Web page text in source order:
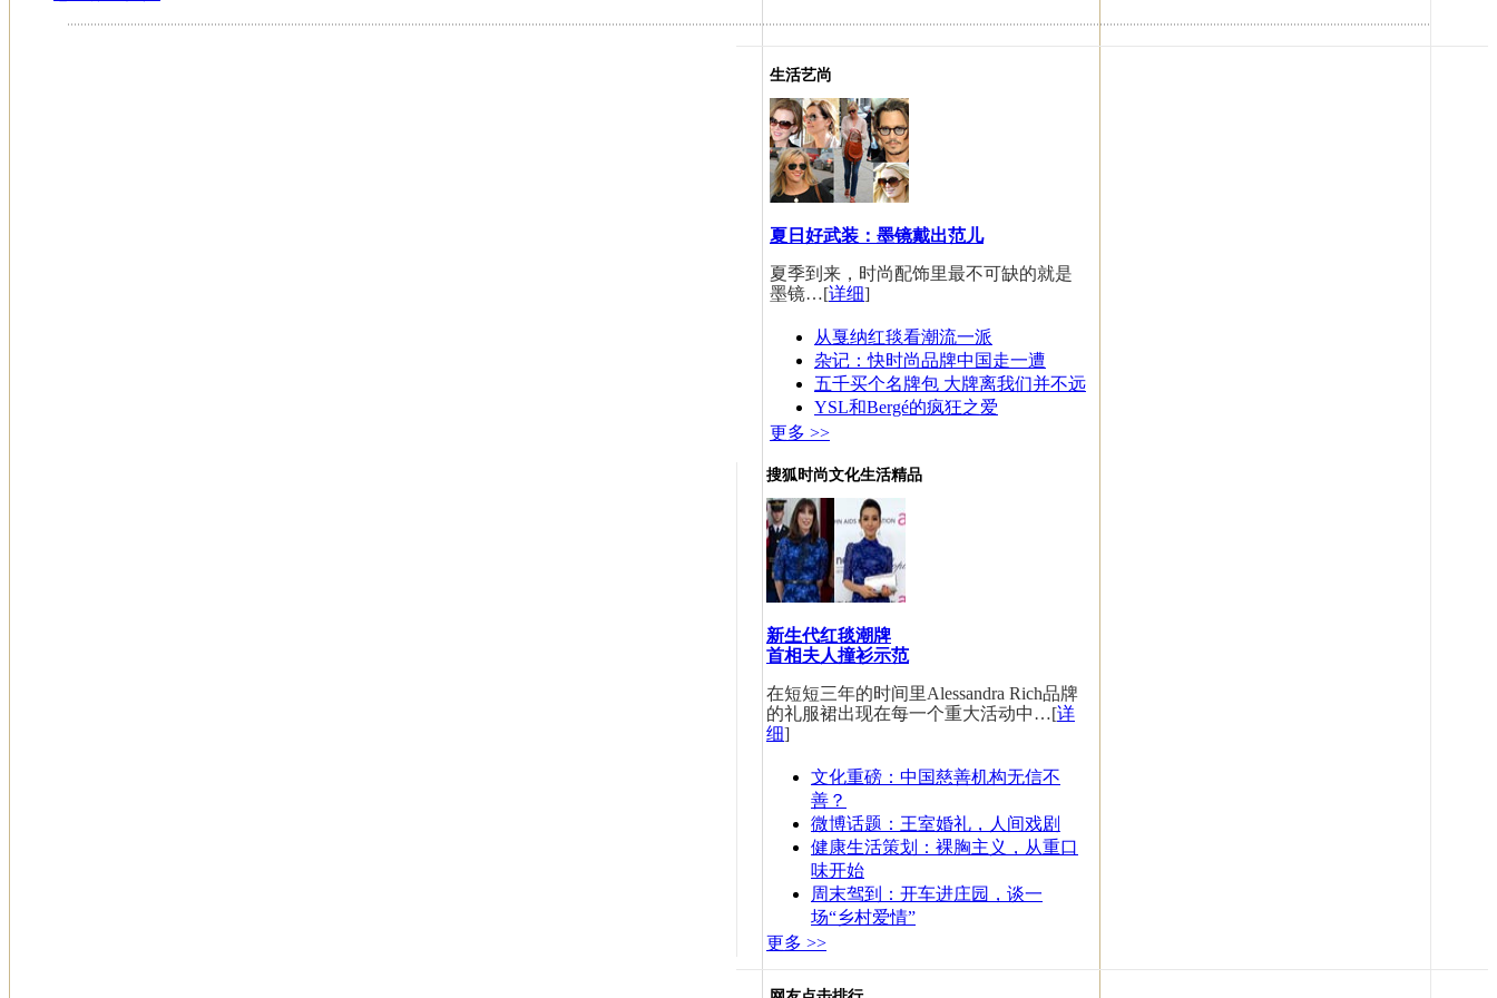
生活艺尚
夏日好武装：墨镜戴出范儿
夏季到来，时尚配饰里最不可缺的就是
墨镜…[详细]
从戛纳红毯看潮流一派
杂记：快时尚品牌中国走一遭
五千买个名牌包 大牌离我们并不远
YSL和Bergé的疯狂之爱
更多 >>
搜狐时尚文化生活精品
新生代红毯潮牌
首相夫人撞衫示范
在短短三年的时间里Alessandra Rich品牌
的礼服裙出现在每一个重大活动中…[详
细]
文化重磅： 中国慈善机构无信不
善？
微博话题： 王室婚礼，人间戏剧
健康生活策划： 裸胸主义，从重口
味开始
周末驾到： 开车进庄园，谈一
场“乡村爱情”
更多 >>